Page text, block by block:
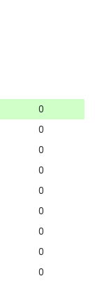
0
0
0
0
0
0
0
0
0